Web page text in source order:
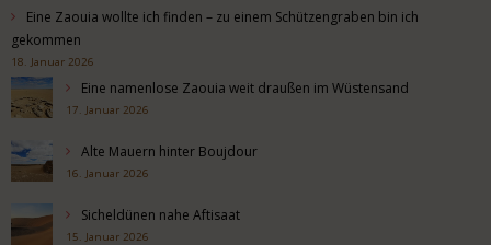
Eine Zaouia wollte ich finden – zu einem Schützengraben bin ich
gekommen
18. Januar 2026
Eine namenlose Zaouia weit draußen im Wüstensand
17. Januar 2026
Alte Mauern hinter Boujdour
16. Januar 2026
Sicheldünen nahe Aftisaat
15. Januar 2026